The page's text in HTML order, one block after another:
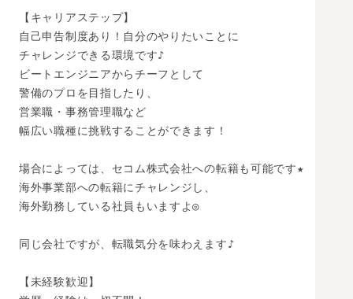
【キャリアステップ】
自己申告制度あり！自分のやりたいことに
チャレンジできる環境です♪
ビートエンジニアからチーフとして
警備のプロを目指したり、
営業職・事務管理職など
幅広い職種に挑戦することができます！
場合によっては、セコム株式会社への転籍も可能です★
海外事業部への転籍にチャレンジし、
海外勤務している社員もいますよ◎
同じ会社ですが、転職気分を味わえます♪
【未経験歓迎】